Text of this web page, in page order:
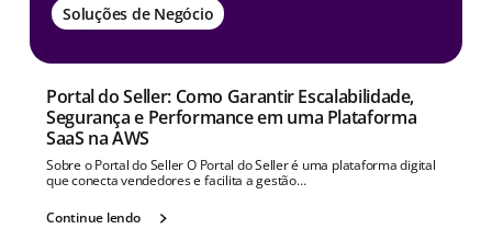
Soluções de Negócio
Portal do Seller: Como Garantir Escalabilidade,
Segurança e Performance em uma Plataforma
SaaS na AWS
Sobre o Portal do Seller O Portal do Seller é uma plataforma digital
que conecta vendedores e facilita a gestão…
Continue lendo